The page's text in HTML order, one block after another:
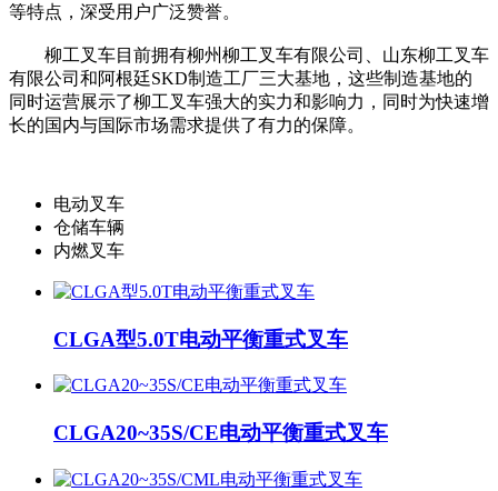
等特点，深受用户广泛赞誉。
柳工叉车目前拥有柳州柳工叉车有限公司、山东柳工叉车
有限公司和阿根廷SKD制造工厂三大基地，这些制造基地的
同时运营展示了柳工叉车强大的实力和影响力，同时为快速增
长的国内与国际市场需求提供了有力的保障。
电动叉车
仓储车辆
内燃叉车
CLGA型5.0T电动平衡重式叉车
CLGA20~35S/CE电动平衡重式叉车